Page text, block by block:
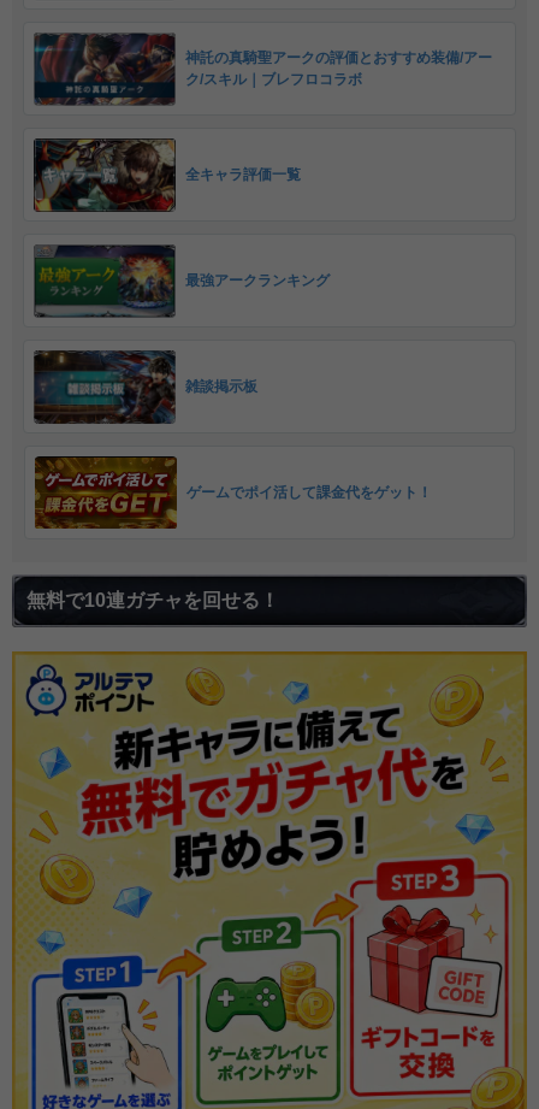
神託の真騎聖アークの評価とおすすめ装備/アー
ク/スキル｜ブレフロコラボ
全キャラ評価一覧
最強アークランキング
雑談掲示板
ゲームでポイ活して課金代をゲット！
無料で10連ガチャを回せる！